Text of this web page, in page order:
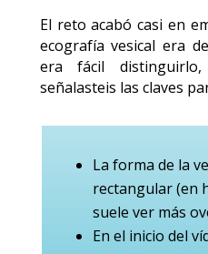
El reto acabó casi en
ecografía vesical era
era fácil
señalasteis las claves
La forma de la
rectangular (en
suele ver más
En el inicio del